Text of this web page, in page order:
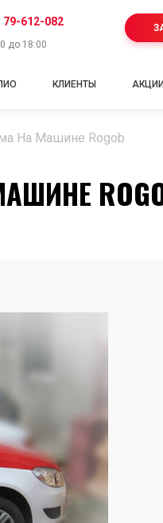
79-612-082
до 18:00
КЛИЕНТЫ АКЦИИ
На Машине Rogob